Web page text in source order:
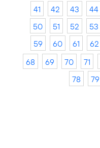
41
42 43 44
50
51 52 53
59
60 61 62
68
69 70 71
78
79